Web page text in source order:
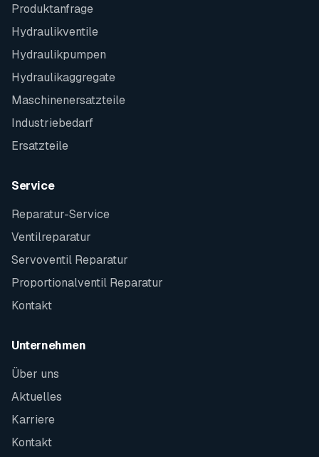
Produktanfrage
Hydraulikventile
Hydraulikpumpen
Hydraulikaggregate
Maschinenersatzteile
Industriebedarf
Ersatzteile
Service
Reparatur-Service
Ventilreparatur
Servoventil Reparatur
Proportionalventil Reparatur
Kontakt
Unternehmen
Über uns
Aktuelles
Karriere
Kontakt